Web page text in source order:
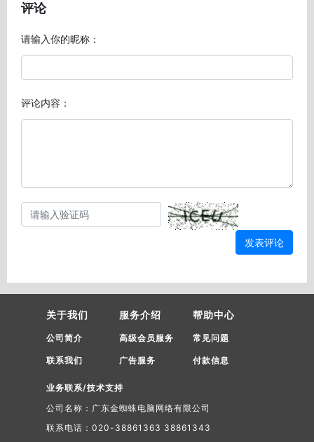
评论
请输入你的昵称：
评论内容：
发表评论
关于我们
公司简介
联系我们
服务介绍
高级会员服务
广告服务
帮助中心
常见问题
付款信息
业务联系/技术支持
公司名称：广东金蜘蛛电脑网络有限公司
联系电话：020-38861363 38861343